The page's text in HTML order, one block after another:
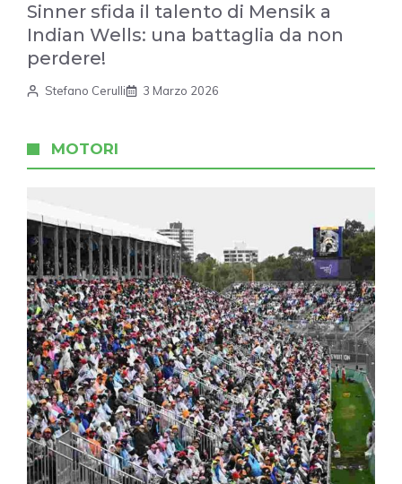
Sinner sfida il talento di Mensik a
Indian Wells: una battaglia da non
perdere!
Stefano Cerulli 3 Marzo 2026
MOTORI